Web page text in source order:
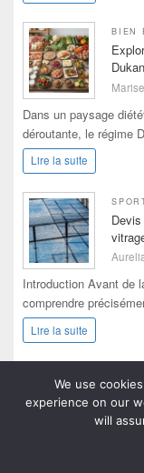
BIEN
Marise
Dans un paysage
déroutante, le régime
Lire la suite
Introduction Avant de
comprendre
Lire la suite
Annuaire
We use
experience on our
will